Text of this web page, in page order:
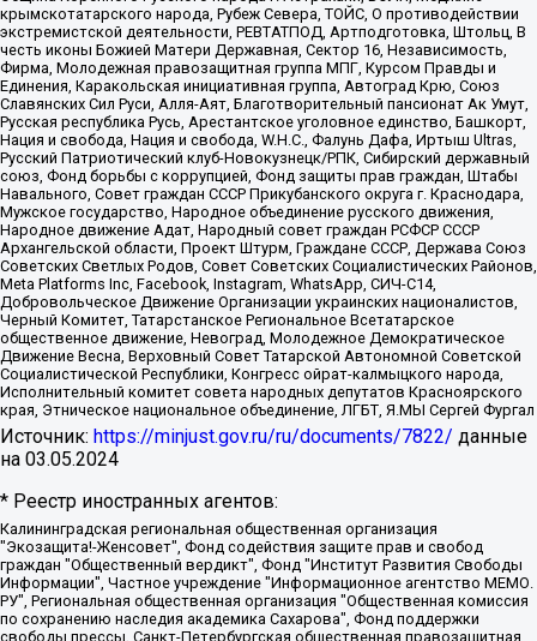
крымскотатарского народа, Рубеж Севера, ТОЙС, О противодействии
экстремистской деятельности, РЕВТАТПОД, Артподготовка, Штольц, В
честь иконы Божией Матери Державная, Сектор 16, Независимость,
Фирма, Молодежная правозащитная группа МПГ, Курсом Правды и
Единения, Каракольская инициативная группа, Автоград Крю, Союз
Славянских Сил Руси, Алля-Аят, Благотворительный пансионат Ак Умут,
Русская республика Русь, Арестантское уголовное единство, Башкорт,
Нация и свобода, Нация и свобода, W.H.С., Фалунь Дафа, Иртыш Ultras,
Русский Патриотический клуб-Новокузнецк/РПК, Сибирский державный
союз, Фонд борьбы с коррупцией, Фонд защиты прав граждан, Штабы
Навального, Совет граждан СССР Прикубанского округа г. Краснодара,
Мужское государство, Народное объединение русского движения,
Народное движение Адат, Народный совет граждан РСФСР СССР
Архангельской области, Проект Штурм, Граждане СССР, Держава Союз
Советских Светлых Родов, Совет Советских Социалистических Районов,
Meta Platforms Inc, Facebook, Instagram, WhatsApp, СИЧ-С14,
Добровольческое Движение Организации украинских националистов,
Черный Комитет, Татарстанское Региональное Всетатарское
общественное движение, Невоград, Молодежное Демократическое
Движение Весна, Верховный Совет Татарской Автономной Советской
Социалистической Республики, Конгресс ойрат-калмыцкого народа,
Исполнительный комитет совета народных депутатов Красноярского
края, Этническое национальное объединение, ЛГБТ, Я.МЫ Сергей Фургал
Источник: https://minjust.gov.ru/ru/documents/7822/ данные
на 03.05.2024
* Реестр иностранных агентов:
Калининградская региональная общественная организация "Экозащита!-Женсовет", Фонд содействия защите прав и свобод граждан "Общественный вердикт", Фонд "Институт Развития Свободы Информации", Частное учреждение "Информационное агентство МЕМО. РУ", Региональная общественная организация "Общественная комиссия по сохранению наследия академика Сахарова", Фонд поддержки свободы прессы, Санкт-Петербургская общественная правозащитная организация "Гражданский контроль", Межрегиональная общественная организация "Информационно-просветительский центр "Мемориал", Региональный Фонд "Центр Защиты Прав Средств Массовой Информации", с 05.12.2023 Фонд "Центр Защиты Прав Средств массовой информации", Региональная общественная благотворительная организация помощи беженцам и мигрантам "Гражданское содействие", Негосударственное образовательное учреждение дополнительного профессионального образования (повышение квалификации) специалистов "АКАДЕМИЯ ПО ПРАВАМ ЧЕЛОВЕКА", Свердловская региональная общественная организация "Сутяжник", Автономная некоммерческая организация "Центр независимых социологических исследований", Союз общественных объединений "Российский исследовательский центр по правам человека", Региональное общественное учреждение научно-информационный центр "МЕМОРИАЛ", Некоммерческая организация "Фонд защиты гласности", Автономная некоммерческая организация "Институт прав человека", Городская общественная организация "Екатеринбургское общество "МЕМОРИАЛ", Городская общественная организация "Рязанское историко-просветительское и правозащитное общество "Мемориал" (Рязанский Мемориал), Челябинский региональный орган общественной самодеятельности – женское общественное объединение "Женщины Евразии", Челябинский региональный орган общественной самодеятельности "Уральская правозащитная группа", Фонд содействия защите здоровья и социальной справедливости имени Андрея Рылькова, Автономная Некоммерческая Организация "Аналитический Центр Юрия Левады", Автономная некоммерческая организация социальной поддержки населения "Проект Апрель", Региональная общественная организация помощи женщинам и детям, находящимся в кризисной ситуации "Информационно-методический центр "Анна", Фонд содействия развитию массовых коммуникаций и правовому просвещению "Так-так-Так", Фонд содействия устойчивому развитию "Серебряная тайга", Свердловский региональный общественный фонд социальных проектов "Новое время", "Idel.Реалии", Кавказ.Реалии, Крым.Реалии, Телеканал Настоящее Время, Татаро-башкирская служба Радио Свобода (Azatliq Radiosi), Радио Свободная Европа/Радио Свобода (PCE/PC), "Сибирь.Реалии", "Фактограф", Благотворительный фонд помощи осужденным и их семьям, Автономная некоммерческая организация "Институт глобализации и социальных движений", Фонд "В защиту прав заключенных", Частное учреждение "Центр поддержки и содействия развитию средств массовой информации", Пензенский региональный общественный благотворительный фонд "Гражданский союз", "Север.Реалии", Некоммерческая организация Фонд "Правовая инициатива", Общество с ограниченной ответственностью "Радио Свободная Европа/Радио Свобода", Чешское информационное агентство "MEDIUM-ORIENT", Красноярская региональная общественная организация "Мы против СПИДа", Камалягин Денис Николаевич, Маркелов Сергей Евгеньевич, Пономарев Лев Александрович, Савицкая Людмила Алексеевна, Автономная некоммерческая организация "Центр по работе с проблемой насилия "НАСИЛИЮ.НЕТ", Межрегиональный профессиональный союз работников здравоохранения "Альянс врачей", Юридическое лицо, зарегистрированное в Латвийской Республике, SIA "Medusa Project" (регистрационный номер 40103797863, дата регистрации 10.06.2014), Некоммерческая организация "Фонд по борьбе с коррупцией", Автономная некоммерческая организация "Институт права и публичной политики", Баданин Роман Сергеевич, Гликин Максим Александрович, Железнова Мария Михайловна, Лукьянова Юлия Сергеевна, Маетная Елизавета Витальевна, Маняхин Петр Борисович, Чуракова Ольга Владимировна, Ярош Юлия Петровна, Юридическое лицо "The Insider SIA", зарегистрированное в Риге, Латвийская Республика (дата регистрации 26.06.2015), являющееся администратором доменного имени интернет-издания "The Insider SIA", https://theins.ru, Постернак Алексей Евгеньевич, Рубин Михаил Аркадьевич, Анин Роман Александрович, Юридическое лицо Istories fonds, зарегистрированное в Латвийской Республике (регистрационный номер 50008295751, дата регистрации 24.02.2020), Великовский Дмитрий Александрович, Долинина Ирина Николаевна, Мароховская Алеся Алексеевна, Шлейнов Роман Юрьевич, Шмагун Олеся Валентиновна, Общество с ограниченной ответственностью "Альтаир 2021", Общество с ограниченной ответственностью "Вега 2021", Общество с ограниченной ответственностью "Главный редактор 2021", Общество с ограниченной ответственностью "Ромашки монолит", Важенков Артем Валерьевич, Ивановская областная общественная организация "Центр гендерных исследований", Гурман Юрий Альбертович, Медиапроект "ОВД-Инфо", Егоров Владимир Владимирович, Жилинский Владимир Александрович, Общество с ограниченной ответственностью "ЗП", Иванова София Юрьевна, Карезина Инна Павловна, Кильтау Екатерина Викторовна, Петров Алексей Викторович, Пискунов Сергей Евгеньевич, Смирнов Сергей Сергеевич, Тихонов Михаил Сергеевич, Общество с ограниченной ответственностью "ЖУРНАЛИСТ-ИНОСТРАННЫЙ АГЕНТ", Арапова Галина Юрьевна, Вольтская Татьяна Анатольевна, Американская компания "Mason G.E.S. Anonymous Foundation" (США), являющаяся владельцем интернет-издания https://mnews.world/, Компания "Stichting Bellingcat", зарегистрированная в Нидерландах (дата регистрации 11.07.2018), Захаров Андрей Вячеславович, Клепиковская Екатерина Дмитриевна, Общество с ограниченной ответственностью "МЕМО", Перл Роман Александрович, Симонов Евгений Алексеевич, Соловьева Елена Анатольевна, Сотников Даниил Владимирович, Сурначева Елизавета Дмитриевна, Автономная некоммерческая организация по защите прав человека и информированию населения "Якутия – Наше Мнение", Общество с ограниченной ответственностью "Москоу диджитал медиа", с 26.01.2023 Общество с ограниченной ответственностью "Чайка Белые сады", Ветошкина Валерия Валерьевна, Заговора Максим Александрович, Межрегиональное общественное движение "Российская ЛГБТ - сеть", Оленичев Максим Владимирович, Павлов Иван Юрьевич, Скворцова Елена Сергеевна, Общество с ограниченной ответственностью "Как бы инагент", Кочетков Игорь Викторович, Общество с ограниченной ответственностью "Честные выборы", Еланчик Олег Александрович, Общество с ограниченной ответственностью "Нобелевский призыв", Гималова Регина Эмилевна, Григорьев Андрей Валерьевич, Григорьева Алина Александровна, Ассоциация по содействию защите прав призывников, альтернативнослужащих и военнослужащих "Правозащитная группа "Гражданин.Армия.Право", Хисамова Регина Фаритовна, Автономная некоммерческая организация по реализации социально-правовых программ "Лилит", Дальневосточное общественное движение "Маяк", Санкт-Петербургская ЛГБТ-инициативная группа "Выход", Инициативная группа ЛГБТ+ "Реверс", Алексеев Андрей Викторович, Бекбулатова Таисия Львовна, Беляев Иван Михайлович, Владыкина Елена Сергеевна, Гельман Марат Александрович, Никульшина Вероника Юрьевна, Толоконникова Надежда Андреевна, Шендерович Виктор Анатольевич, Общество с ограниченной ответственностью "Данное сообщение", Общество с ограниченной ответственностью Издательский дом "Новая глава", Айнбиндер Александра Александровна, Московский комьюнити-центр для ЛГБТ+инициатив, Благотворительный фонд развития филантропии, Deutsche Welle (Германия, Kurt-Schumacher-Strasse 3, 53113 Bonn), Борзунова Мария Михайловна, Воробьев Виктор Викторович, Голубева Анна Львовна, Константинова Алла Михайловна, Малкова Ирина Владимировна, Мурадов Мурад Абдулгалимович, Осетинская Елизавета Николаевна, Понасенков Евгений Николаевич, Ганапольский Матвей Юрьевич, Киселев Евгений Алексеевич, Борухович Ирина Григорьевна, Дремин Иван Тимофеевич, Дубровский Дмитрий Викторович, Красноярская региональная общественная организация поддержки и развития альтернативных образовательных технологий и межкультурных коммуникаций "ИНТЕРРА", Маяковская Екатерина Алексеевна, Фейгин Марк Захарович, Филимонов Андрей Викторович, Дзугкоева Регина Николаевна, Доброхотов Роман Александрович, Дудь Юрий Александрович, Елкин Сергей Владимирович, Кругликов Кирилл Игоревич, Сабунаева Мария Леонидовна, Семенов Алексей Владимирович, Шаинян Карен Багратович, Шульман Екатерина Михайловна, Асафьев Артур Валерьевич, Вахштайн Виктор Семенович, Венедиктов Алексей Алексеевич, Лушникова Екатерина Евгеньевна, Волков Леонид Михайлович, Невзоров Александр Глебович, Пархоменко Сергей Борисович, Сироткин Ярослав Николаевич, Кара-Мурза Владимир Владимирович, Баранова Наталья Владимировна, Гозман Леонид Яковлевич, Кагарлицкий Борис Юльевич, Климарев Михаил Валерьевич, Милов Владимир Станиславович, Автономная некоммерческая организация Краснодарский центр современного искусства "Типография", Моргенштерн Алишер Тагирович, Соболь Любовь Эдуардовна, Общество с ограниченной ответственностью "ЛИЗА НОРМ", Каспаров Гарри Кимович, Ходорковский Михаил Борисович, Общество с ограниченной ответственностью "Апрельские тезисы", Данилович Ирина Брониславовна, Кашин Олег Владимирович, Петров Николай Владимирович, Пивоваров Алексей Владимирович, Соколов Михаил Владимирович, Цветкова Юлия Владимировна, Чичваркин Евгений Александрович, Комитет против пыток/Команда против пыток, Общество с ограниченной ответственностью "Первый научный", Общество с ограниченной ответственностью "Вертолет и ко", Белоцерковская Вероника Борисовна, Кац Максим Евгеньевич, Лазарева Татьяна Юрьевна, Шаведдинов Руслан Табризович, Яшин Илья Валерьевич, Общество с ограниченной ответственностью "Иноагент ААВ", Алешковский Дмитрий Петрович, Альбац Евгения Марковна, Быков Дмитрий Львович, Галямина Юлия Евгеньевна, Лойко Сергей Леонидович, Мартынов Кирилл Константинович, Медведев Сергей Александрович, Крашенинников Федор Геннадиевич, Гордеева Катерина Вл